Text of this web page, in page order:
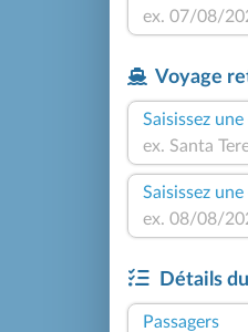
Voyage
Saisissez
Saisissez
Détails
Passagers